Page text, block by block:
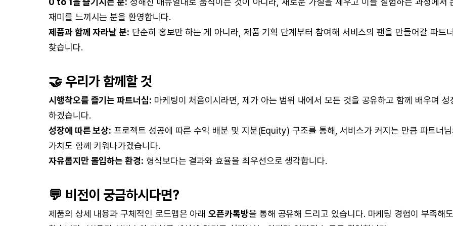
재미를 느끼시는 분을 환영합니다.
제품과 함께 자라날 분: 단순히 홍보만 하는 게 아니라, 제품 기획 단계부터 참여해 서비스의 팬을 만들어갈 파트
찾습니다.
🤝 우리가 함께할 것
시행착오를 즐기는 파트너십: 마케팅이 처음이시라면, 제가 아는 범위 내에서 모든 것을 공유하고 함께 배우며 성
하겠습니다.
성장에 따른 보상: 프로젝트 성공에 따른 수익 배분 및 지분(Equity) 구조를 통해, 서비스가 커지는 만큼 파트너님
가치도 함께 키워나가겠습니다.
자유롭지만 몰입하는 환경: 형식보다는 결과와 효율을 최우선으로 생각합니다.
💬 비전이 궁금하시다면?
제품의 상세 내용과 구체적인 로드맵은 아래오픈카톡방을 통해 공유해 드리고 있습니다. 마케팅 경험이 부족해